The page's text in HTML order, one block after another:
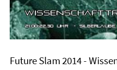
Future Slam 2014 -